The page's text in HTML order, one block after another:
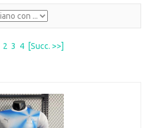
2 3 4 [Succ. >>]